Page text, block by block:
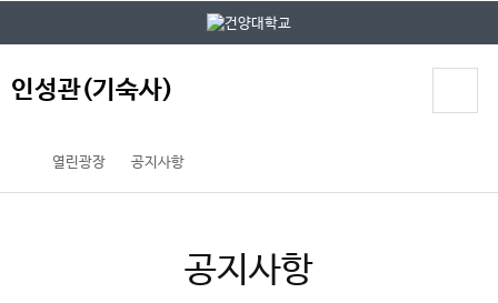
인성관(기숙사)
열린광장 공지사항
공지사항